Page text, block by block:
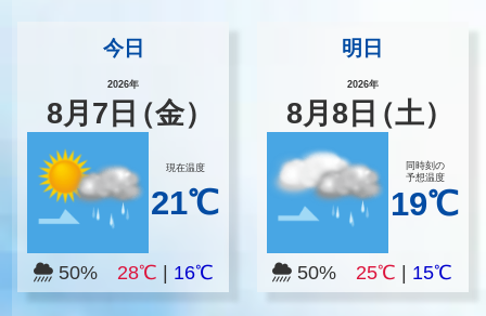
今日
2026年
8月 7 日（金）
現在温度
21℃
50% 28℃ 16℃
明日
2026年
8月8 日（土）
同時刻の
予想温度
19℃
50%25℃ 15℃